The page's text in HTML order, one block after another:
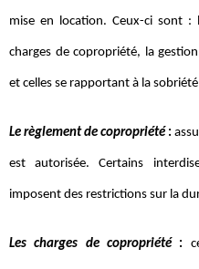
mise en location. Ceux-ci sont :
charges de copropriété, la
et celles se rapportant à la
Le règlement de copropriété :
est autorisée. Certains
imposent des restrictions sur la
Les charges de copropriété :